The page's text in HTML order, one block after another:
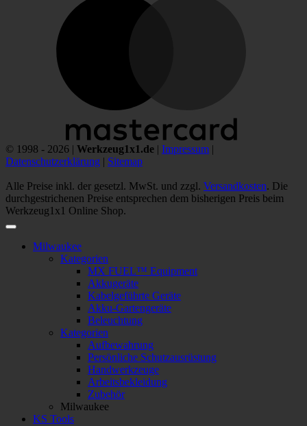
© 1998 - 2026 | Werkzeug1x1.de | Impressum |
Datenschutzerklärung | Sitemap
Alle Preise inkl. der gesetzl. MwSt. und zzgl. Versandkosten. Die
durchgestrichenen Preise entsprechen dem bisherigen Preis beim
Werkzeug1x1 Online Shop.
Milwaukee
Kategorien
MX FUEL™ Equipment
Akkugeräte
Kabelgeführte Geräte
Akku-Gartengeräte
Beleuchtung
Kategorien
Aufbewahrung
Persönliche Schutzausrüstung
Handwerkzeuge
Arbeitsbekleidung
Zubehör
Milwaukee
KS Tools